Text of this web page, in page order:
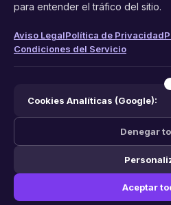
Funciones
Aviso Legal
© 2026 FacilCita — Un servicio de
Hecho con ❤️ en
para entender el tráfico del sitio.
Aviso LegalPolítica de Privacidad
Condiciones del Servicio
Cookies Analíticas (Google):
Denegar
Aceptar